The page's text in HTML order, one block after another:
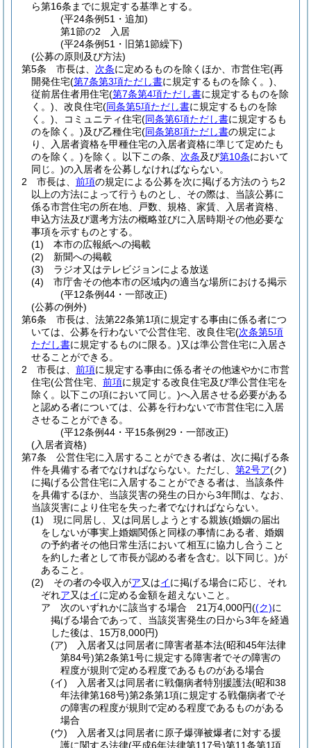
ら第16条までに規定する基準とする。
(平24条例51・追加)
第1節の2
入居
(平24条例51・旧第1節繰下)
(公募の原則及び方法)
第5条
市長は、 次条に定めるものを除くほか、市営住宅(再
開発住宅(第7条第3項ただし書に規定するものを除く。)
従前居住者用住宅(第7条第4項ただし書に規定するものを除
く。) 、改良住宅(同条第5項ただし書に規定するものを除
く。) 、コミュニティ住宅(同条第6項ただし書に規定するも
のを除く。)及び乙種住宅(同条第8項ただし書の規定によ
り、入居者資格を甲種住宅の入居者資格に準じて定めたも
のを除く。)を除く。以下この条、 次条及び第10条において
同じ。)の入居者を公募しなければならない。
2
市長は、 前項の規定による公募を次に掲げる方法のうち2
以上の方法によって行うものとし、その際は、当該公募に
係る市営住宅の所在地、戸数、規格、家賃、入居者資格、
申込方法及び選考方法の概略並びに入居時期その他必要な
事項を示すものとする。
(1)
本市の広報紙への掲載
(2)
新聞への掲載
(3)
ラジオ又はテレビジョンによる放送
(4)
市庁舎その他本市の区域内の適当な場所における掲示
(平12条例44・一部改正)
(公募の例外)
第6条
市長は、法第22条第1項に規定する事由に係る者につ
いては、公募を行わないで公営住宅、改良住宅(次条第5項
ただし書に規定するものに限る。)又は準公営住宅に入居さ
せることができる。
2
市長は、 前項に規定する事由に係る者その他速やかに市営
住宅(公営住宅、 前項に規定する改良住宅及び準公営住宅を
除く。以下この項において同じ。)へ入居させる必要がある
と認める者については、公募を行わないで市営住宅に入居
させることができる。
(平12条例44・平15条例29・一部改正)
(入居者資格)
第7条
公営住宅に入居することができる者は、次に掲げる条
件を具備する者でなければならない。 ただし、 第2号ア(ク)
に掲げる公営住宅に入居することができる者は、当該条件
を具備するほか、当該災害の発生の日から3年間は、なお、
当該災害により住宅を失った者でなければならない。
(1)
現に同居し、又は同居しようとする親族(婚姻の届出
をしないが事実上婚姻関係と同様の事情にある者、婚姻
の予約者その他日常生活において相互に協力し合うこと
を約した者として市長が認める者を含む。以下同じ。)が
あること。
(2)
その者の令収入がア又はイに掲げる場合に応じ、それ
ぞれア又はイに定める金額を超えないこと。
ア
次のいずれかに該当する場合 21万4,000円((ク)に
掲げる場合であって、当該災害発生の日から3年を経過
した後は、15万8,000円)
(ア)
入居者又は同居者に障害者基本法(昭和45年法律
第84号)第2条第1号に規定する障害者でその障害の
程度が規則で定める程度であるものがある場合
(イ)
入居者又は同居者に戦傷病者特別援護法(昭和38
年法律第168号)第2条第1項に規定する戦傷病者でそ
の障害の程度が規則で定める程度であるものがある
場合
(ウ)
入居者又は同居者に原子爆弾被爆者に対する援
護に関する法律(平成6年法律第117号)第11条第1項